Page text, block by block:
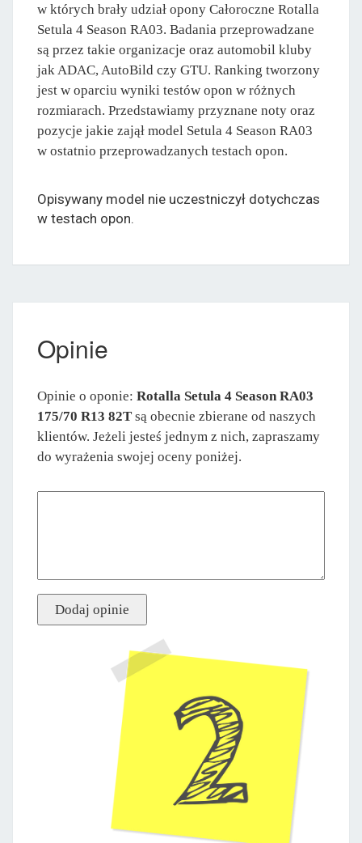
w których brały udział opony Całoroczne Rotalla
Setula 4 Season RA03. Badania przeprowadzane
są przez takie organizacje oraz automobil kluby
jak ADAC, AutoBild czy GTU. Ranking tworzony
jest w oparciu wyniki testów opon w różnych
rozmiarach. Przedstawiamy przyznane noty oraz
pozycje jakie zajął model Setula 4 Season RA03
w ostatnio przeprowadzanych testach opon.
Opisywany model nie uczestniczył dotychczas
w testach opon.
Opinie
Opinie o oponie: Rotalla Setula 4 Season RA03
175/70 R13 82T są obecnie zbierane od naszych
klientów. Jeżeli jesteś jednym z nich, zapraszamy
do wyrażenia swojej oceny poniżej.